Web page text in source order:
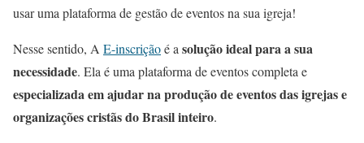
usar uma plataforma de gestão de eventos na sua igreja!
Nesse sentido, A E-inscriçãoé asolução ideal para a sua
necessidade. Ela é uma plataforma de eventos completa e
especializada em ajudar na produção de eventos das igrejas e
organizações cristãs do Brasil inteiro.